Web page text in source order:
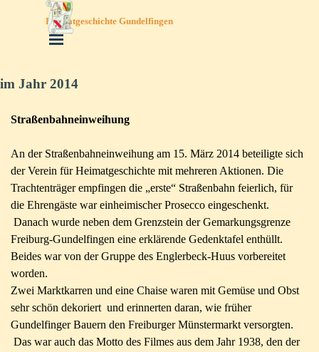
Direkt zum Seiteninhalt
Heimatgeschichte Gundelfingen
Menü überspringen
im Jahr 2014
Straßenbahneinweihung
An der Straßenbahneinweihung am 15. März 2014 beteiligte sich
der Verein für Heimatgeschichte mit mehreren Aktionen. Die
Trachtenträger empfingen die „erste“ Straßenbahn feierlich, für
die Ehrengäste war einheimischer Prosecco eingeschenkt.
Danach wurde neben dem Grenzstein der Gemarkungsgrenze
Freiburg-Gundelfingen eine erklärende Gedenktafel enthüllt.
Beides war von der Gruppe des Englerbeck-Huus vorbereitet
worden.
Zwei Marktkarren und eine Chaise waren mit Gemüse und Obst
sehr schön dekoriert und erinnerten daran, wie früher
Gundelfinger Bauern den Freiburger Münstermarkt versorgten.
Das war auch das Motto des Filmes aus dem Jahr 1938, den der